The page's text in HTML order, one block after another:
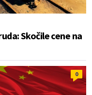
Skočile cene na
0